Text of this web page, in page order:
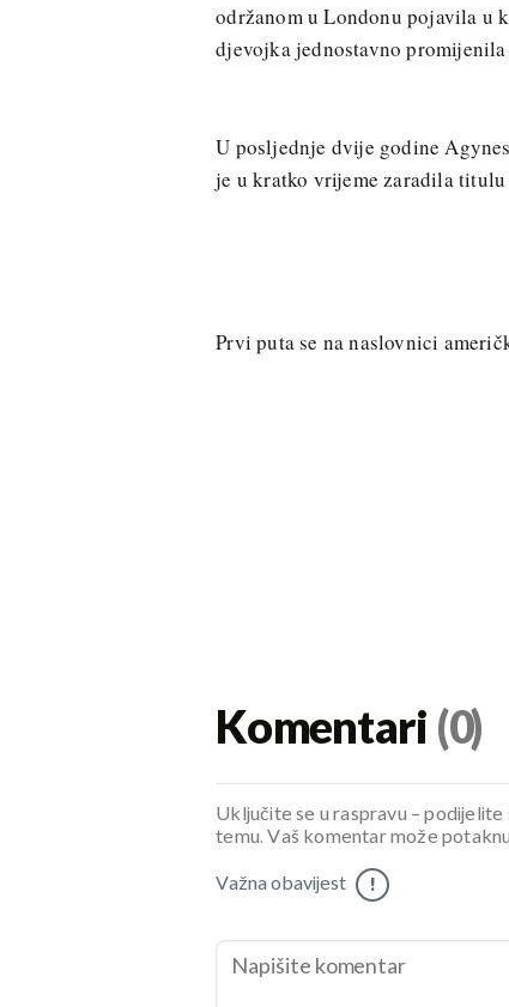
održanom u Londonu pojavila u
djevojka jednostavno
U posljednje dvije godine
je u kratko vrijeme zaradila
Prvi puta se na naslovnici
Komentari (0)
Uključite se u raspravu –
temu. Vaš komentar može
Važna obavijest !